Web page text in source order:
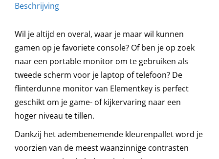
Beschrijving
Wil je altijd en overal, waar je maar wil kunnen
gamen op je favoriete console? Of ben je op zoek
naar een portable monitor om te gebruiken als
tweede scherm voor je laptop of telefoon? De
flinterdunne monitor van Elementkey is perfect
geschikt om je game- of kijkervaring naar een
hoger niveau te tillen.
Dankzij het adembenemende kleurenpallet word je
voorzien van de meest waanzinnige contrasten